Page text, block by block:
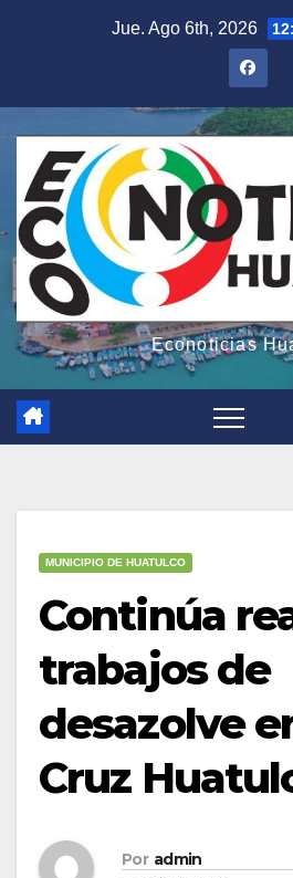
Jue. Ago 6th, 2026
Econoticias
MUNICIPIO DE HUATULCO
Continúa
trabajos de
desazolve
Cruz
Por admin